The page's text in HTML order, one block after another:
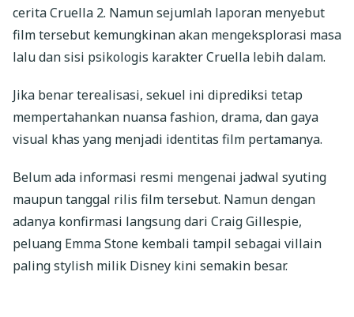
cerita Cruella 2. Namun sejumlah laporan menyebut
film tersebut kemungkinan akan mengeksplorasi masa
lalu dan sisi psikologis karakter Cruella lebih dalam.
Jika benar terealisasi, sekuel ini diprediksi tetap
mempertahankan nuansa fashion, drama, dan gaya
visual khas yang menjadi identitas film pertamanya.
Belum ada informasi resmi mengenai jadwal syuting
maupun tanggal rilis film tersebut. Namun dengan
adanya konfirmasi langsung dari Craig Gillespie,
peluang Emma Stone kembali tampil sebagai villain
paling stylish milik Disney kini semakin besar.